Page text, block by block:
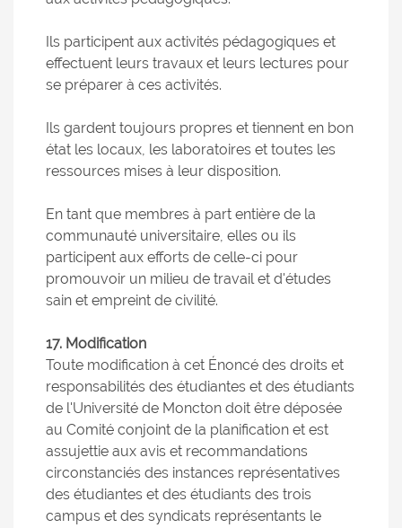
Ils participent aux activités pédagogiques et
effectuent leurs travaux et leurs lectures pour
se préparer à ces activités.
Ils gardent toujours propres et tiennent en bon
état les locaux, les laboratoires et toutes les
ressources mises à leur disposition.
En tant que membres à part entière de la
communauté universitaire, elles ou ils
participent aux efforts de celle-ci pour
promouvoir un milieu de travail et d'études
sain et empreint de civilité.
17. Modification
Toute modification à cet Énoncé des droits et
responsabilités des étudiantes et des étudiants
de l'Université de Moncton doit être déposée
au Comité conjoint de la planification et est
assujettie aux avis et recommandations
circonstanciés des instances représentatives
des étudiantes et des étudiants des trois
campus et des syndicats représentants le